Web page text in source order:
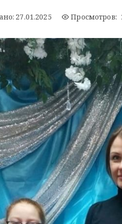
27.01.2025 Просмотров: